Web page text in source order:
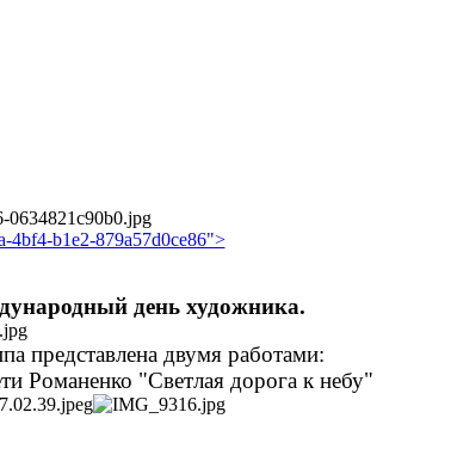
4bf4-b1e2-879a57d0ce86">
день художника.
представлена двумя работами:
Романенко "Светлая дорога к небу"